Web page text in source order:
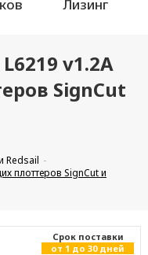
Лизинг
v1.2A
SignCut
Redsail
плоттеров SignCut и
Cрок поставки
от 1 до 30 дней